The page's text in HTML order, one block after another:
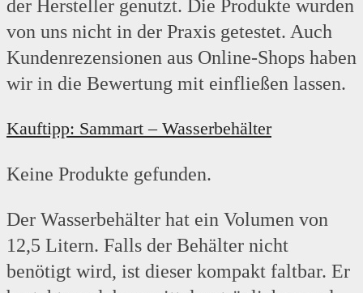
der Hersteller genutzt. Die Produkte wurden
von uns nicht in der Praxis getestet. Auch
Kundenrezensionen aus Online-Shops haben
wir in die Bewertung mit einfließen lassen.
Kauftipp: Sammart – Wasserbehälter
Keine Produkte gefunden.
Der Wasserbehälter hat ein Volumen von
12,5 Litern. Falls der Behälter nicht
benötigt wird, ist dieser kompakt faltbar. Er